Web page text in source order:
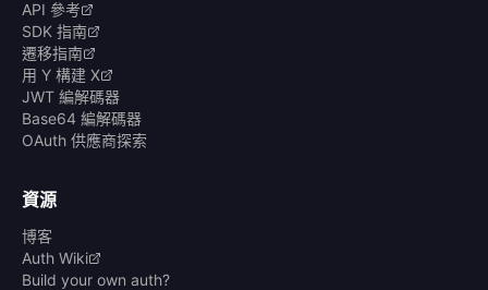
API 參考
SDK 指南
遷移指南
用 Y 構建 X
JWT 編解碼器
Base64 編解碼器
OAuth 供應商探索
資源
博客
Auth Wiki
Build your own auth?